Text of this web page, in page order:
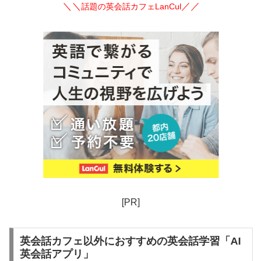
＼＼ 話題の英会話カフェLanCul／／
[PR]
英会話カフェ以外におすすめの英会話学習「AI
英会話アプリ」